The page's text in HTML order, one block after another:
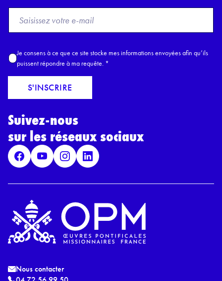
o
E
a
l
A
c
c
R
P
D
*
Je consens à ce que ce site stocke mes informations envoyées afin qu’ils
puissent répondre à ma requête. *
S'INSCRIRE
Suivez-nous
sur les réseaux sociaux
Nous contacter